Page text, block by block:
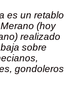
es un retablo
(hoy
realizado
sobre
gondoleros